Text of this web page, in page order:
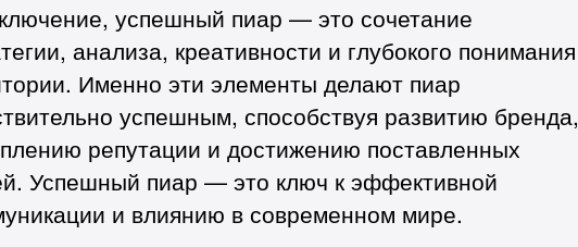
успешный пиар — это сочетание
анализа, креативности и глубокого понимания
Именно эти элементы делают пиар
успешным, способствуя развитию бренда,
репутации и достижению поставленных
Успешный пиар — это ключ к эффективной
и влиянию в современном мире.